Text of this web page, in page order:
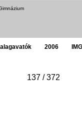
2006
137 / 372